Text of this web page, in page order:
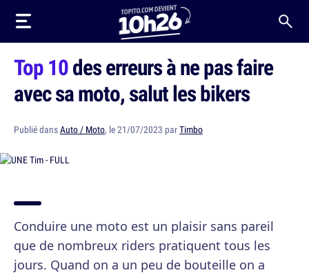
Top 10des erreurs à ne pas faire
avec sa moto, salut les bikers
Publié dansAuto / Moto, le 21/07/2023 parTimbo
Conduire une moto est un plaisir sans pareil
que de nombreux riders pratiquent tous les
jours. Quand on a un peu de bouteille on a